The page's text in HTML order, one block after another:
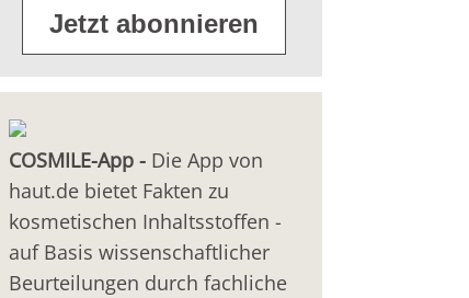
Jetzt abonnieren
COSMILE-App - Die App von
haut.de bietet Fakten zu
kosmetischen Inhaltsstoffen -
auf Basis wissenschaftlicher
Beurteilungen durch fachliche